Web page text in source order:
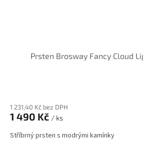
Prsten Brosway Fancy Cloud
1 231,40 Kč bez DPH
1 490 Kč / ks
Stříbrný prsten s modrými kamínky